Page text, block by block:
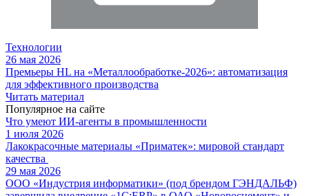
Технологии
26 мая 2026
Премьеры HL на «Металлообработке-2026»: автоматизация
для эффективного производства
Читать материал
Популярное на сайте
Что умеют ИИ-агенты в промышленности
1 июля 2026
Лакокрасочные материалы «Приматек»: мировой стандарт
качества
29 мая 2026
ООО «Индустрия информатики» (под брендом ГЭНДАЛЬФ)